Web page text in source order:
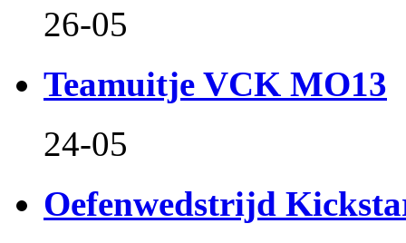
26-05
Teamuitje VCK MO13
24-05
Oefenwedstrijd